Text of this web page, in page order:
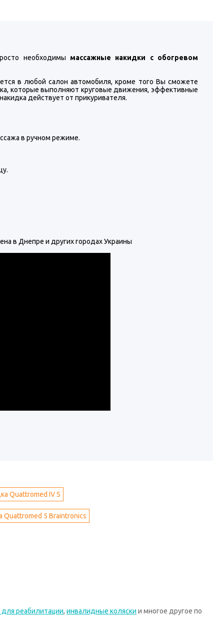
необходимы массажные накидки с обогревом
в любой салон автомобиля, кроме того Вы сможете
которые выполняют круговые движения, эффективные
действует от прикуривателя.
в ручном режиме.
в Днепре и других городах Украины
Quattromed IV S
Quattromed 5 Braintronics
реабилитации, инвалидные коляски и многое другое по